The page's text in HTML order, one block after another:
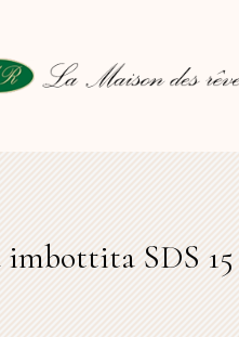
imbottita SDS 15